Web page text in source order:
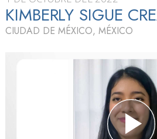
KIMBERLY SIGUE
CIUDAD DE MÉXICO, MÉXICO